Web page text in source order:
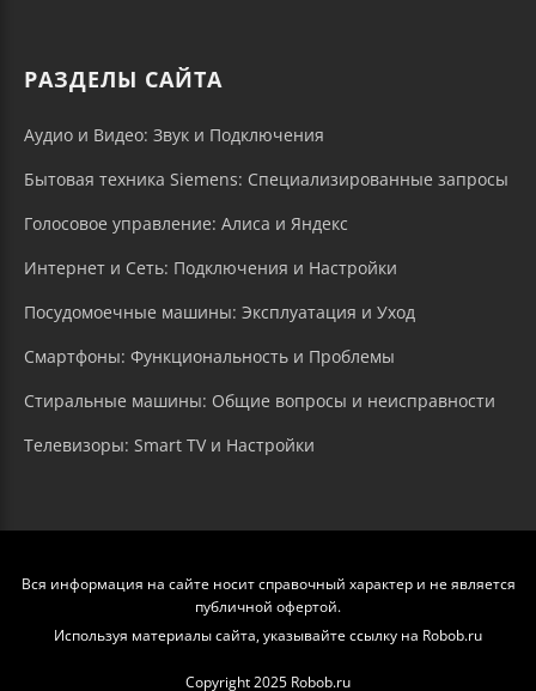
РАЗДЕЛЫ САЙТА
Аудио и Видео: Звук и Подключения
Бытовая техника Siemens: Специализированные запросы
Голосовое управление: Алиса и Яндекс
Интернет и Сеть: Подключения и Настройки
Посудомоечные машины: Эксплуатация и Уход
Смартфоны: Функциональность и Проблемы
Стиральные машины: Общие вопросы и неисправности
Телевизоры: Smart TV и Настройки
Вся информация на сайте носит справочный характер и не является
публичной офертой.
Используя материалы сайта, указывайте ссылку на Robob.ru
Copyright 2025 Robob.ru